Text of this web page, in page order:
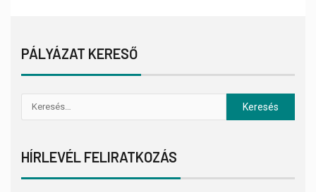
PÁLYÁZAT KERESŐ
HÍRLEVÉL FELIRATKOZÁS